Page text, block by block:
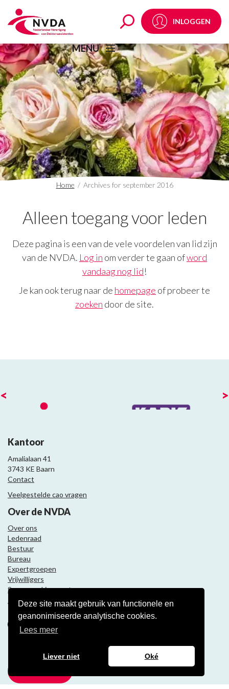
Deze site maakt gebruik van functionele en
geanonimiseerde analytische cookies.
Lees meer
Liever niet Oké
september 2016 -INLOGGEN
MENU
Home / Archives for september 2016
Alleen toegang voor leden
Deze pagina is een van de vele voordelen van lid zijn
van de NVDA. Log in om verder te gaan ofword
vandaag nog lid!
Je kan ook terug naar de homepage of probeer te
zoeken door de site.
< >
Kantoor
Amalialaan 41
3743 KE Baarn
Contact
Veelgestelde cao vragen
Over de NVDA
Over ons
Ledenraad
Bestuur
Bureau
Expertgroepen
Vrijwilligers
Samenwerkingspartners
Volg ons